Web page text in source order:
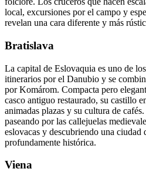
local, excursiones por el campo y
revelan una cara diferente y más
Bratislava
La capital de Eslovaquia es uno de
itinerarios por el Danubio y se
por Komárom. Compacta pero
casco antiguo restaurado, su castillo
animadas plazas y su cultura de
paseando por las callejuelas
eslovacas y descubriendo una ciudad
profundamente histórica.
Viena